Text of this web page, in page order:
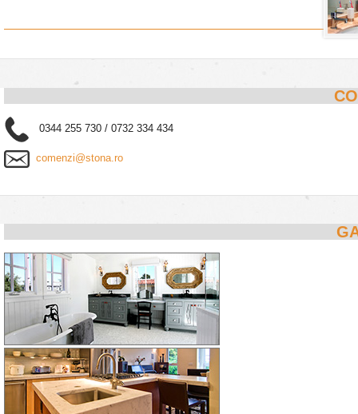
0344 255 730 / 0732 334 434
comenzi@stona.ro